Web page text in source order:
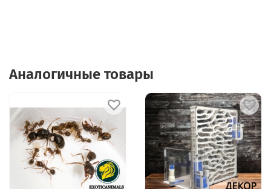
Аналогичные товары